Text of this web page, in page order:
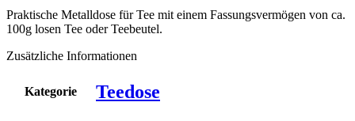
Prak­ti­sche Metall­do­se für Tee mit einem Fas­sungs­ver­mö­gen von ca.
100g losen Tee oder Teebeutel.
Zusätzliche Informationen
Kategorie Teedose